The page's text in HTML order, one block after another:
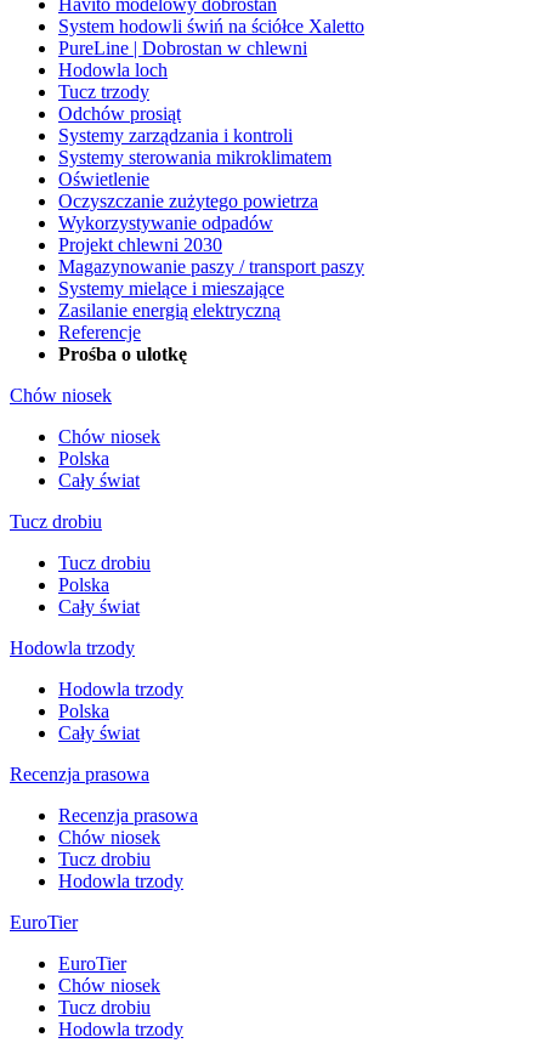
Havito modelowy dobrostan
System hodowli świń na ściółce Xaletto
PureLine | Dobrostan w chlewni
Hodowla loch
Tucz trzody
Odchów prosiąt
Systemy zarządzania i kontroli
Systemy sterowania mikroklimatem
Oświetlenie
Oczyszczanie zużytego powietrza
Wykorzystywanie odpadów
Projekt chlewni 2030
Magazynowanie paszy / transport paszy
Systemy mielące i mieszające
Zasilanie energią elektryczną
Referencje
Prośba o ulotkę
Chów niosek
Chów niosek
Polska
Cały świat
Tucz drobiu
Tucz drobiu
Polska
Cały świat
Hodowla trzody
Hodowla trzody
Polska
Cały świat
Recenzja prasowa
Recenzja prasowa
Chów niosek
Tucz drobiu
Hodowla trzody
EuroTier
EuroTier
Chów niosek
Tucz drobiu
Hodowla trzody